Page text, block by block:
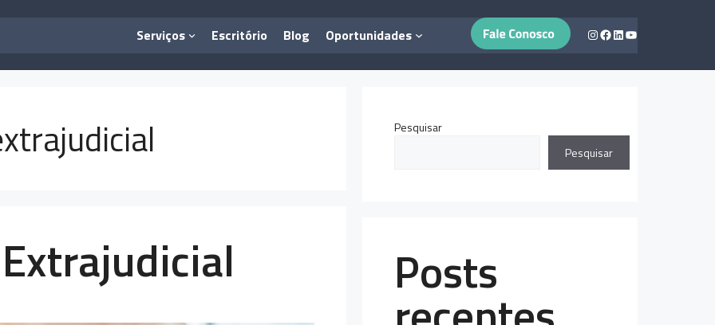
Serviços Escritório Blog Oportunidades Instagram
Facebook
LinkedIn
Youtube
Pesquisar
Pesquisar
Posts